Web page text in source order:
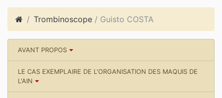
Trombinoscope / Guisto COSTA
AVANT PROPOS
LE CAS EXEMPLAIRE DE L'ORGANISATION DES MAQUIS DE
L'AIN